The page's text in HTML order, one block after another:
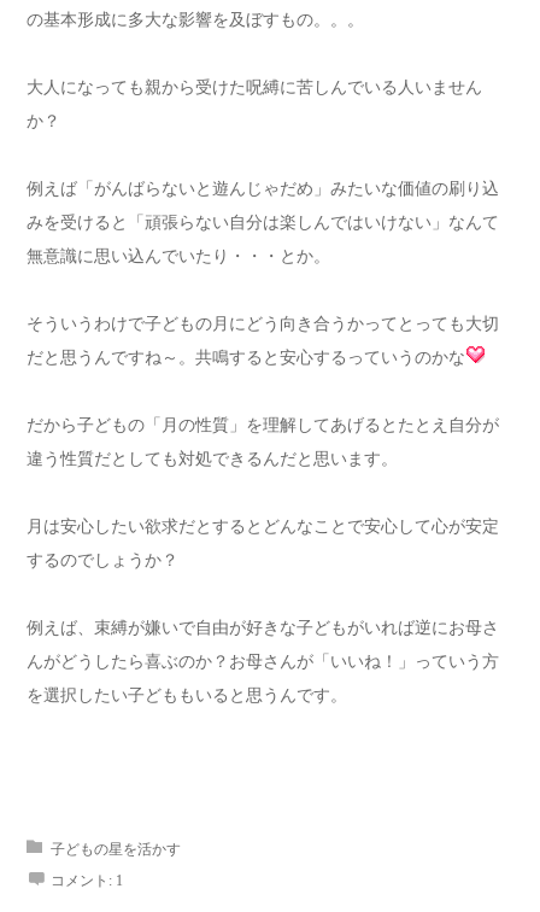
の基本形成に多大な影響を及ぼすもの。。。
大人になっても親から受けた呪縛に苦しんでいる人いません
か？
例えば「がんばらないと遊んじゃだめ」みたいな価値の刷り込
みを受けると「頑張らない自分は楽しんではいけない」なんて
無意識に思い込んでいたり・・・とか。
そういうわけで子どもの月にどう向き合うかってとっても大切
だと思うんですね～。共鳴すると安心するっていうのかな
だから子どもの「月の性質」を理解してあげるとたとえ自分が
違う性質だとしても対処できるんだと思います。
月は安心したい欲求だとするとどんなことで安心して心が安定
するのでしょうか？
例えば、束縛が嫌いで自由が好きな子どもがいれば逆にお母さ
んがどうしたら喜ぶのか？お母さんが「いいね！」っていう方
を選択したい子どももいると思うんです。
子どもの星を活かす
コメント: 1